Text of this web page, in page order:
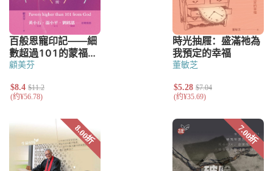
顧美芬 董敏芝